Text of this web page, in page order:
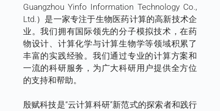
Guangzhou Yinfo Information Technology Co.,
Ltd.）是一家专注于生物医药计算的高新技术企
业。我们拥有国际领先的分子模拟技术，在药
物设计、计算化学与计算生物学等领域积累了
丰富的实践经验。我们通过专业的计算方案和
一流的科研服务，为广大科研用户提供全方位
的支持和帮助。
殷赋科技是“云计算科研”新范式的探索者和践行